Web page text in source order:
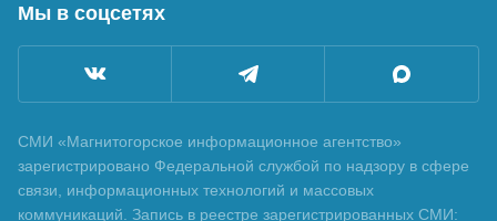
Мы в соцсетях
СМИ «Магнитогорское информационное агентство»
зарегистрировано Федеральной службой по надзору в сфере
связи, информационных технологий и массовых
коммуникаций. Запись в реестре зарегистрированных СМИ: